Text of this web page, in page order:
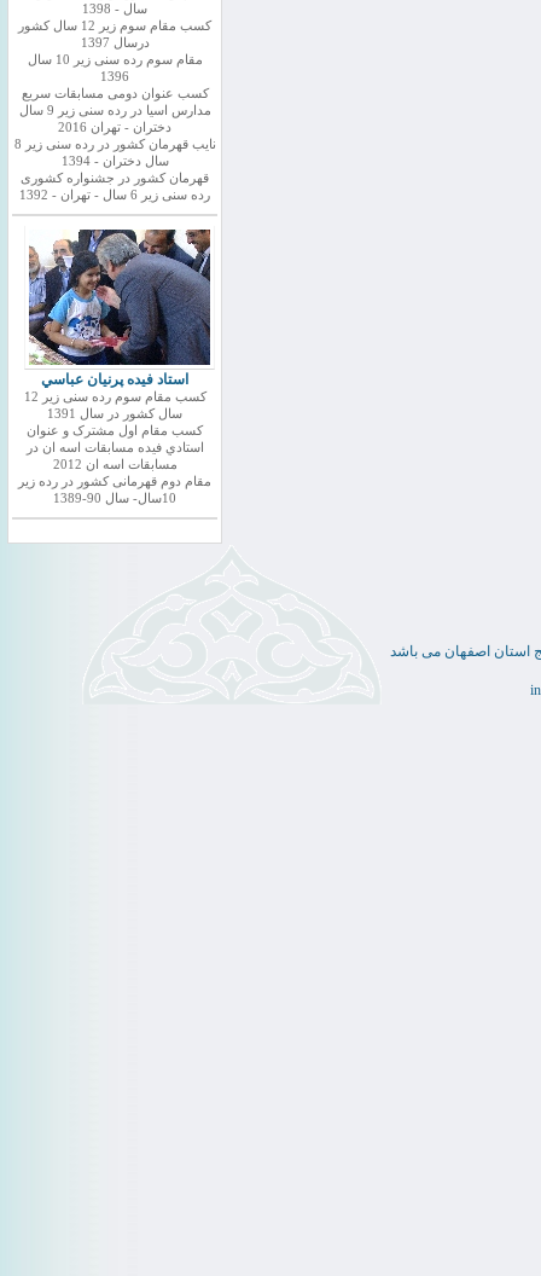
سال - 1398
کسب مقام سوم زیر 12 سال کشور
درسال 1397
مقام سوم رده سنی زیر 10 سال
1396
کسب عنوان دومی مسابقات سریع
مدارس اسیا در رده سنی زیر 9 سال
دختران - تهران 2016
نایب قهرمان کشور در رده سنی زیر 8
سال دختران - 1394
قهرمان کشور در جشنواره کشوری
رده سنی زیر 6 سال - تهران - 1392
استاد فيده پرنيان عباسي
کسب مقام سوم رده سنی زیر 12
سال کشور در سال 1391
کسب مقام اول مشترک و عنوان
استادي فيده مسابقات اسه ان در
مسابقات اسه ان 2012
مقام دوم قهرمانی کشور در رده زیر
10سال- سال 90-1389
استان اصفهان می باشد